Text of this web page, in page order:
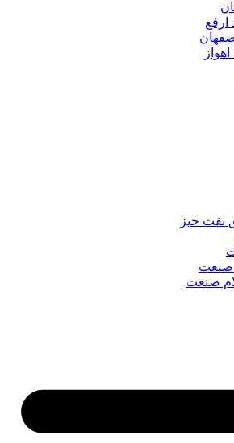
ارفع
نفت خیز
صنعت
صنعت